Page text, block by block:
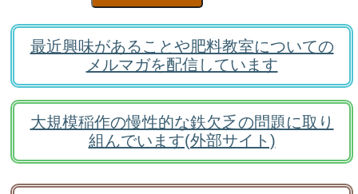
最近興味があることや肥料教室についての
メルマガを配信しています
大規模稲作の慢性的な鉄欠乏の問題に取り
組んでいます(外部サイト)